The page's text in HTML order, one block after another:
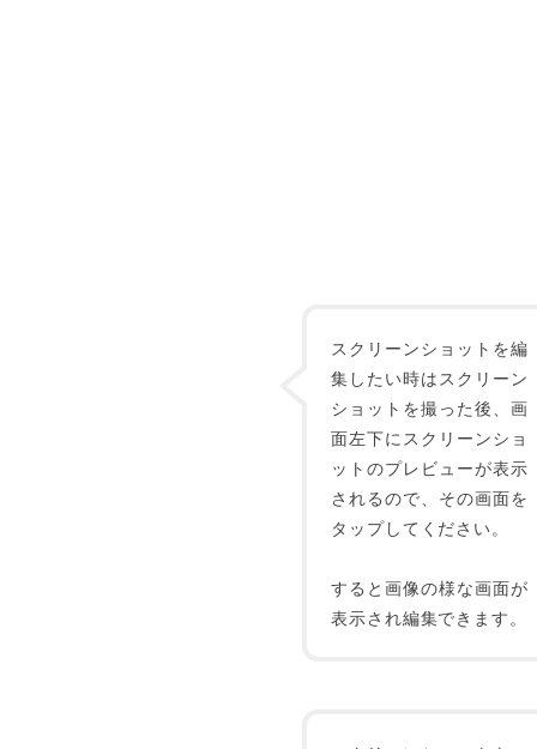
スクリーンショットを編
集したい時はスクリーン
ショットを撮った後、画
面左下にスクリーンショ
ットのプレビューが表示
されるので、その画面を
タップしてください。
すると画像の様な画面が
表示され編集できます。